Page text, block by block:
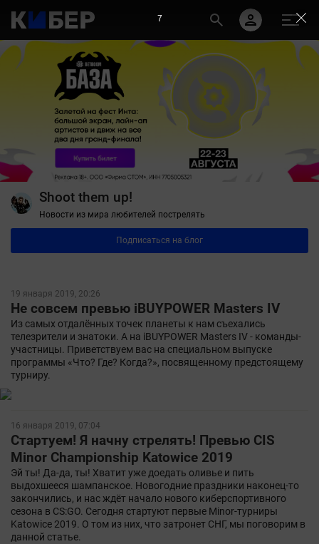
Shoot them up!
Новости из мира любителей пострелять
Подписаться на блог
19 января 2019, 20:26
Не совсем превью iBUYPOWER Masters IV
Из самых отдалённых точек планеты к нам съехались
телезрители и знатоки. А на iBUYPOWER Masters IV - команды-
участницы. Приветствуем вас на специальном выпуске
программы «Что? Где? Когда?», посвященному предстоящему
турниру.
16 января 2019, 07:04
Стартуем! Я начну стрелять! Превью CIS
Minor Championship Katowice 2019
Эй ты! Да-да, ты! Хватит уже доедать оливье и пить
выдохшееся шампанское. Новогодние праздники наконец-то
закончились, и нас ждёт начало нового киберспортивного
сезона в CS:GO. Сегодня стартуют первые Minor-турниры
Katowice 2019. О том из них, что затронет СНГ, мы поговорим в
данной статье.
6